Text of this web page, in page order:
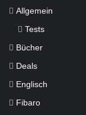
Allgemein
Tests
Bücher
Deals
Englisch
Fibaro